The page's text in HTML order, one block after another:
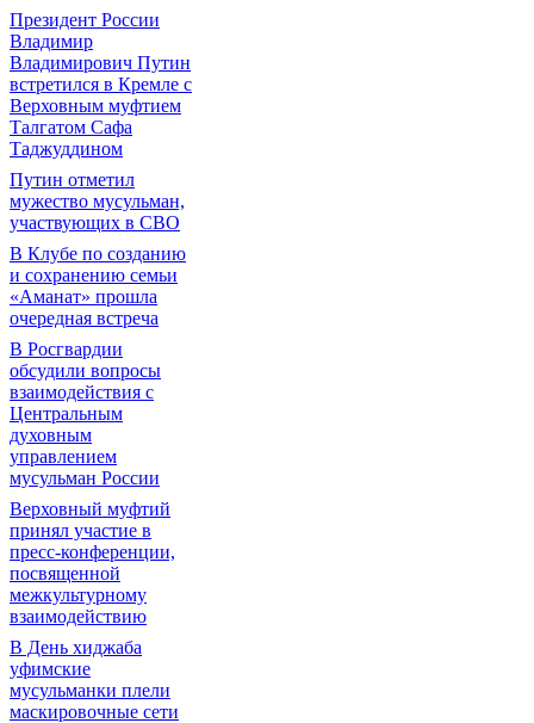
Президент России
Владимир
Владимирович Путин
встретился в Кремле с
Верховным муфтием
Талгатом Сафа
Таджуддином
Путин отметил
мужество мусульман,
участвующих в СВО
В Клубе по созданию
и сохранению семьи
«Аманат» прошла
очередная встреча
В Росгвардии
обсудили вопросы
взаимодействия с
Центральным
духовным
управлением
мусульман России
Верховный муфтий
принял участие в
пресс-конференции,
посвященной
межкультурному
взаимодействию
В День хиджаба
уфимские
мусульманки плели
маскировочные сети